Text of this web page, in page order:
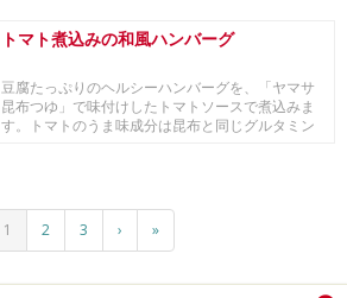
トマト煮込みの和風ハンバーグ
豆腐たっぷりのヘルシーハンバーグを、「ヤマサ
昆布つゆ」で味付けしたトマトソースで煮込みま
す。トマトのうま味成分は昆布と同じグルタミン
1 2 3 › »